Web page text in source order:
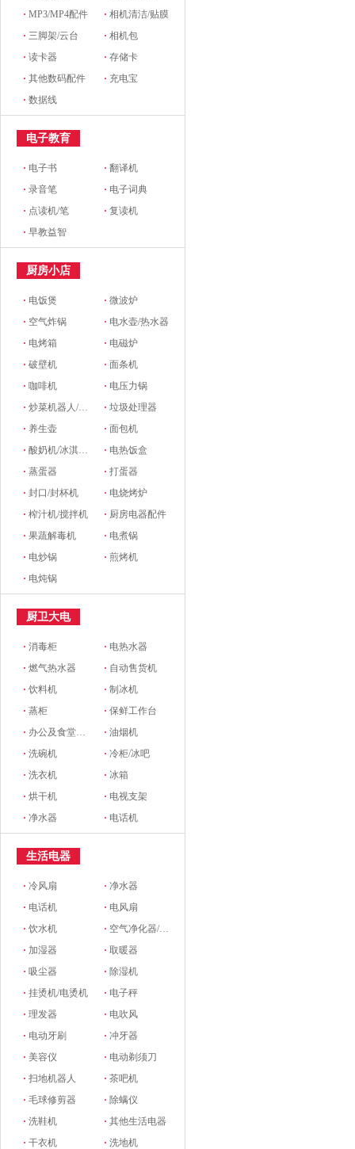
·MP3/MP4配件 ·相机清洁/贴膜
·三脚架/云台 ·相机包
·读卡器 ·存储卡
·其他数码配件 · 充电宝
·数据线
电子教育
· 电子书 ·翻译机
·录音笔 · 电子词典
· 点读机/笔 ·复读机
·早教益智
厨房小店
· 电饭煲 ·微波炉
· 空气炸锅 · 电水壶/热水器
· 电烤箱 · 电磁炉
·破壁机 ·面条机
·咖啡机 · 电压力锅
·炒菜机器人/料理机 ·垃圾处理器
· 养生壶 ·面包机
·酸奶机/冰淇淋机 · 电热饭盒
·蒸蛋器 ·打蛋器
·封口/封杯机 · 电烧烤炉
·榨汁机/搅拌机 · 厨房电器配件
·果蔬解毒机 · 电煮锅
· 电炒锅 ·煎烤机
· 电炖锅
厨卫大电
·消毒柜 · 电热水器
·燃气热水器 · 自动售货机
·饮料机 ·制冰机
·蒸柜 ·保鲜工作台
· 办公及食堂开水器 ·油烟机
·洗碗机 ·冷柜/冰吧
·洗衣机 ·冰箱
·烘干机 · 电视支架
·净水器 · 电话机
生活电器
·冷风扇 ·净水器
· 电话机 · 电风扇
·饮水机 · 空气净化器/新风系统
· 加湿器 ·取暖器
·吸尘器 · 除湿机
·挂烫机/电烫机 · 电子秤
·理发器 · 电吹风
· 电动牙刷 ·冲牙器
·美容仪 · 电动剃须刀
·扫地机器人 ·茶吧机
·毛球修剪器 · 除螨仪
·洗鞋机 ·其他生活电器
·干衣机 ·洗地机